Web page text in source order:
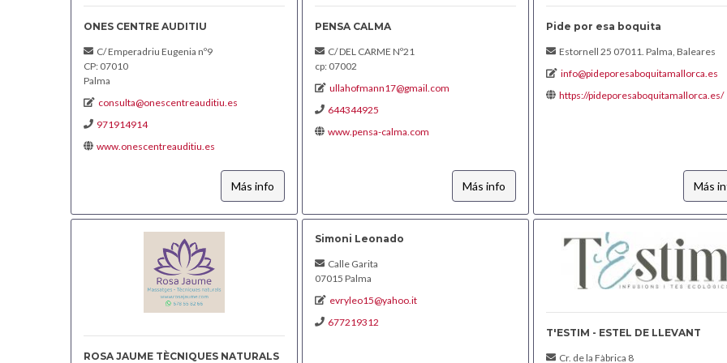
ONES CENTRE AUDITIU
C/ Emperadriu Eugenia nº9
CP: 07010
Palma
consulta@onescentreauditiu.es
971914914
www.onescentreauditiu.es
Más info
PENSA CALMA
C/ DEL CARME Nº21
cp: 07002
ullahofmann17@gmail.com
644344925
www.pensa-calma.com
Más info
Pide por esa boquita
Estornell 25 07011. Palma, Baleares
info@pideporesaboquitamallorca.es
https://pideporesaboquitamallorca.es/
Más
ROSA JAUME TÈCNIQUES NATURALS
Simoni Leonado
Calle Garita
07015 Palma
evryleo15@yahoo.it
677219312
T'ESTIM - ESTEL DE LLEVANT
Cr. de la Fàbrica 8